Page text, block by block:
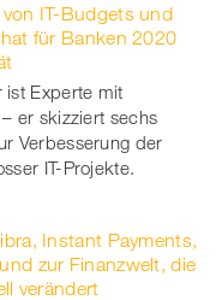
Xing
IT-Budgets und
für Banken 2020
ist Experte mit
er skizziert sechs
Verbesserung der
IT-Projekte.
Instant Payments,
zur Finanzwelt, die
verändert